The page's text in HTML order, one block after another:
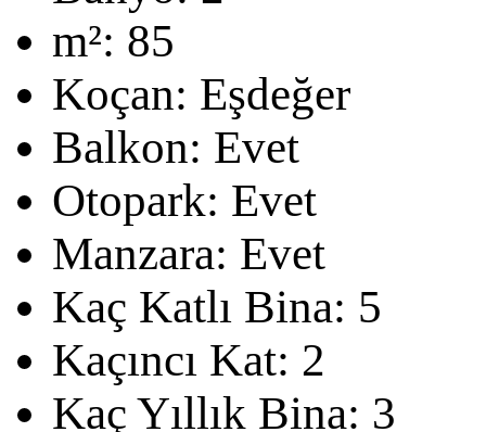
m²: 85
Koçan: Eşdeğer
Balkon: Evet
Otopark: Evet
Manzara: Evet
Kaç Katlı Bina: 5
Kaçıncı Kat: 2
Kaç Yıllık Bina: 3